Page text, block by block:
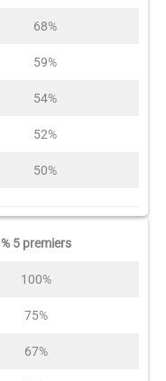
68%
59%
54%
52%
50%
% 5 premiers
100%
75%
67%